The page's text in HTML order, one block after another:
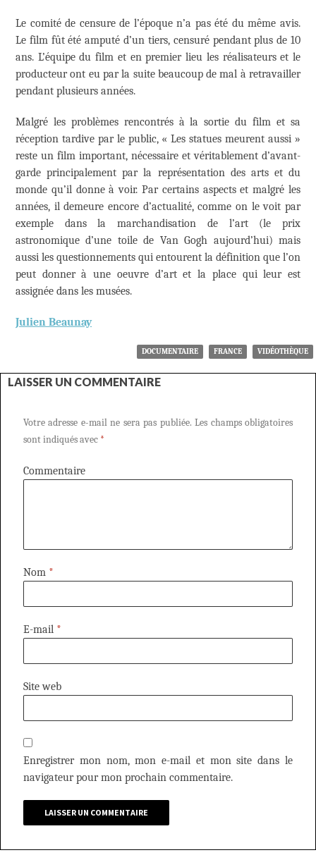
Le comité de censure de l’époque n’a pas été du même avis.
Le film fût été amputé d’un tiers, censuré pendant plus de 10
ans. L’équipe du film et en premier lieu les réalisateurs et le
producteur ont eu par la suite beaucoup de mal à retravailler
pendant plusieurs années.
Malgré les problèmes rencontrés à la sortie du film et sa
réception tardive par le public, « Les statues meurent aussi »
reste un film important, nécessaire et véritablement d’avant-
garde principalement par la représentation des arts et du
monde qu’il donne à voir. Par certains aspects et malgré les
années, il demeure encore d’actualité, comme on le voit par
exemple dans la marchandisation de l’art (le prix
astronomique d’une toile de Van Gogh aujourd’hui) mais
aussi les questionnements qui entourent la définition que l’on
peut donner à une oeuvre d’art et la place qui leur est
assignée dans les musées.
Julien Beaunay
DOCUMENTAIRE FRANCE VIDÉOTHÈQUE
LAISSER UN COMMENTAIRE
Votre adresse e-mail ne sera pas publiée. Les champs obligatoires
sont indiqués avec *
Commentaire
Nom *
E-mail *
Site web
Enregistrer mon nom, mon e-mail et mon site dans le
navigateur pour mon prochain commentaire.